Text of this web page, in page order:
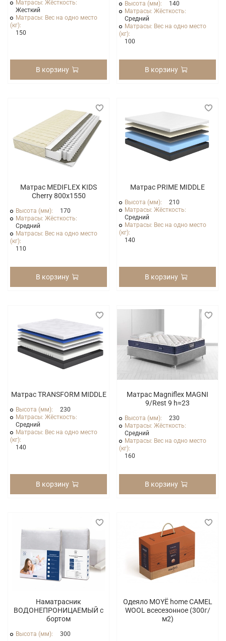
Матрасы: Жёсткость:
Жесткий
Матрасы: Вес на одно место
(кг):
150
В корзину
Высота (мм):
140
Матрасы: Жёсткость:
Средний
Матрасы: Вес на одно место
(кг):
100
В корзину
Матрас MEDIFLEX KIDS
Cherry 800x1550
Высота (мм):
170
Матрасы: Жёсткость:
Средний
Матрасы: Вес на одно место
(кг):
110
В корзину
Матрас PRIME MIDDLE
Высота (мм):
210
Матрасы: Жёсткость:
Средний
Матрасы: Вес на одно место
(кг):
140
В корзину
Матрас TRANSFORM MIDDLE
Высота (мм):
230
Матрасы: Жёсткость:
Средний
Матрасы: Вес на одно место
(кг):
140
В корзину
Матрас Маgniflex MAGNI
9/Rest 9 h≈23
Высота (мм):
230
Матрасы: Жёсткость:
Средний
Матрасы: Вес на одно место
(кг):
160
В корзину
Наматрасник
ВОДОНЕПРОНИЦАЕМЫЙ с
бортом
Высота (мм): 300
Одеяло MOYЁ home CAMEL
WOOL всесезонное (300г/
м2)